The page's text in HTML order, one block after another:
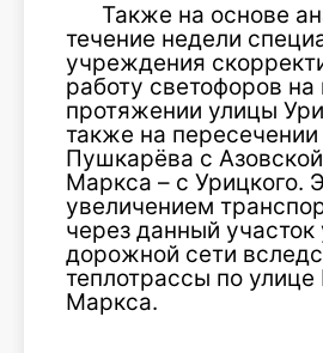
Также на основе
течение недели
учреждения
работу светофоров на
протяжении улицы
также на
Пушкарёва с
Маркса – с Урицкого.
увеличением
через данный участок
дорожной сети
теплотрассы по улице
Маркса.